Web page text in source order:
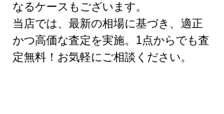
なるケースもございます。
当店では、最新の相場に基づき、適正
かつ高価な査定を実施。1点からでも査
定無料！お気軽にご相談ください。